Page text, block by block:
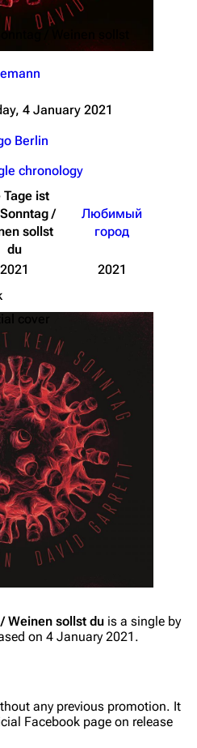
/ Weinen sollst
4 January 2021
Berlin
chronology
Tage ist
/
sollst
du
Любимый
город
2021
2021
cover
Weinen sollst du is a single by
on 4 January 2021.
any previous promotion. It
Facebook page on release